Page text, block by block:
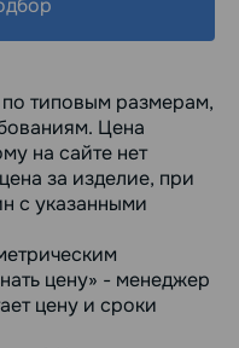
типовым размерам,
Цена
на сайте нет
за изделие, при
с указанными
цену» - менеджер
цену и сроки